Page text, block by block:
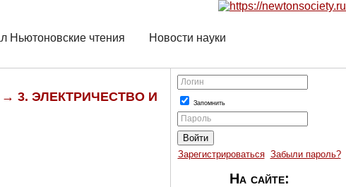
Ньютоновские чтения
Новости науки
→ 3. ЭЛЕКТРИЧЕСТВО И
Логин
Запомнить
Пароль
Зарегистрироваться Забыли пароль?
На сайте: